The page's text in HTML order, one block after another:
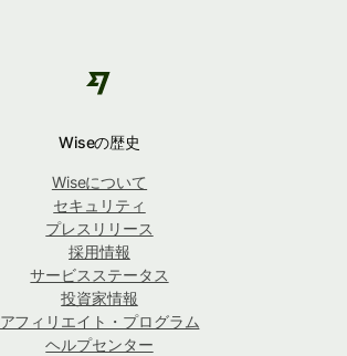
Wiseの歴史
Wiseについて
セキュリティ
プレスリリース
採用情報
サービスステータス
投資家情報
アフィリエイト・プログラム
ヘルプセンター